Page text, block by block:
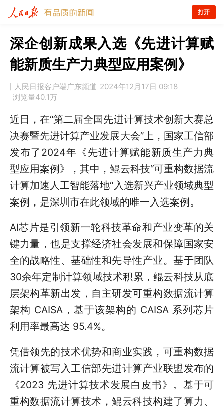
打开
深企创新成果入选《先进计算赋
能新质生产力典型应用案例》
人民日报客户端广东频道 2024年12月17日 09:18
浏览量40.1万
近日，在“第二届全国先进计算技术创新大赛总
决赛暨先进计算产业发展大会”上，国家工信部
发布了2024年《先进计算赋能新质生产力典
型应用案例》，其中，鲲云科技“可重构数据流
计算加速人工智能落地“入选新兴产业领域典型
案例，是深圳市在此领域的唯一入选案例。
AI芯片是引领新一轮科技革命和产业变革的关
键力量，也是支撑经济社会发展和保障国家安
全的战略性、基础性和先导性产业。基于团队
30余年定制计算领域技术积累，鲲云科技从底
层架构革新出发，自主研发可重构数据流计算
架构 CAISA，基于该架构的 CAISA 系列芯片
利用率最高达 95.4%。
凭借领先的技术优势和商业实践，可重构数据
流计算被写入工信部先进计算产业联盟发布的
《2023 先进计算技术发展白皮书》。 基于可
重构数据流计算技术，鲲云科技构建了算力、